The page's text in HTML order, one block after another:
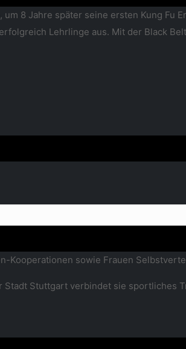
8 Jahre später seine ersten Kung Fu
Lehrlinge aus. Mit der Black
Kooperationen sowie Frauen
Stuttgart verbindet sie sportliches